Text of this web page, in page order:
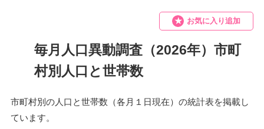
毎月人口異動調査（2026年）市町
村別人口と世帯数
お気に入り追加
市町村別の人口と世帯数（各月１日現在）の統計表を掲載し
ています。